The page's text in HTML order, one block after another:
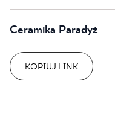
Ceramika Paradyż
KOPIUJ LINK